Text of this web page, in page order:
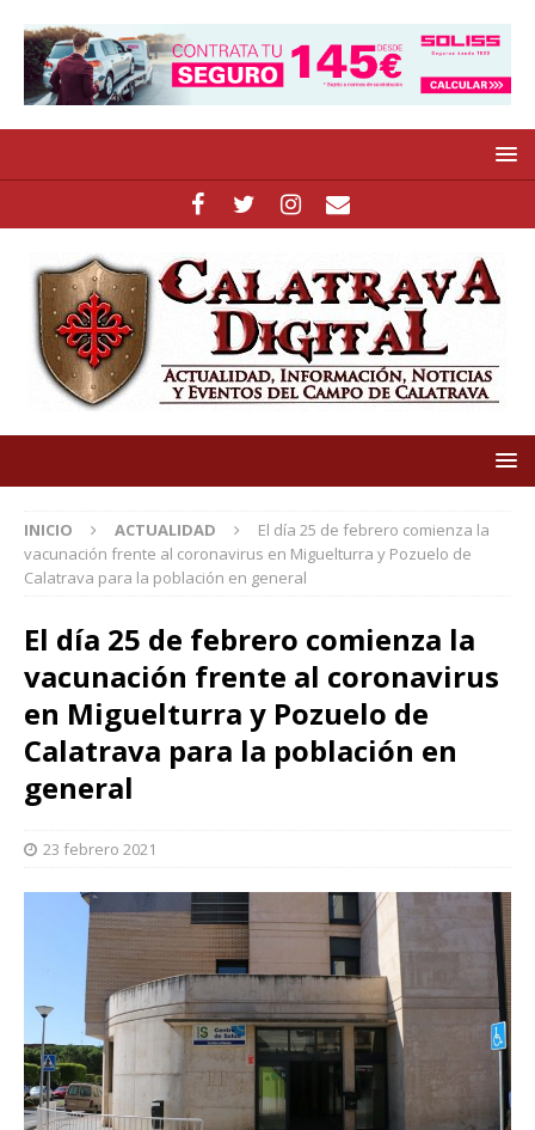
INICIO ACTUALIDAD
El día 25 de febrero comienza la
vacunación frente al coronavirus en Miguelturra y Pozuelo de
Calatrava para la población en general
El día 25 de febrero comienza la
vacunación frente al coronavirus
en Miguelturra y Pozuelo de
Calatrava para la población en
general
23 febrero 2021